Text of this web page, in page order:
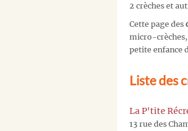
2 crèches et
Cette page des
micro-
petite enfance
Liste des
La P'tite
13 rue des